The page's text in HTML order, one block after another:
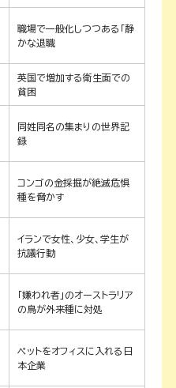
職場で一般化しつつある「静
かな退職
英国で増加する衛生面での
貧困
同姓同名の集まりの世界記
録
コンゴの金採掘が絶滅危惧
種を脅かす
イランで女性、少女、学生が
抗議行動
「嫌われ者」のオーストラリア
の鳥が外来種に対処
ペットをオフィスに入れる日
本企業